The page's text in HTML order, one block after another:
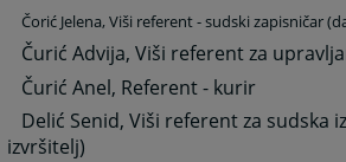
Čorić Jelena, Viši referent - sudski zapisničar
Čurić Advija, Viši referent za
Čurić Anel, Referent - kurir
Delić Senid, Viši referent za sudska
izvršitelj)